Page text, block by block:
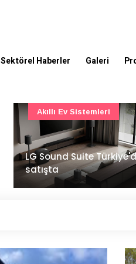
Sektörel Haberler Galeri
İstanbul Havalimanı'nın
ana pistinde sona doğru
Ulaşım